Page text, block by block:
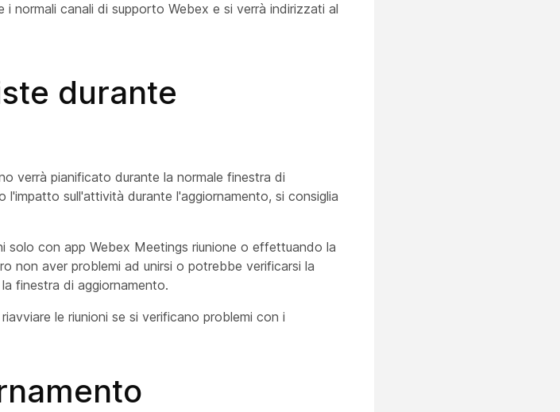
i normali canali di supporto Webex e si verrà indirizzati al
durante
verrà pianificato durante la normale finestra di
l'impatto sull'attività durante l'aggiornamento, si consiglia
solo con app Webex Meetings riunione o effettuando la
non aver problemi ad unirsi o potrebbe verificarsi la
finestra di aggiornamento.
le riunioni se si verificano problemi con i